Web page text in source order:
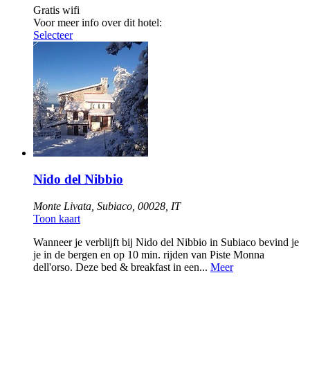
Gratis wifi
Voor meer info over dit hotel:
Selecteer
Nido del Nibbio
Monte Livata, Subiaco, 00028, IT
Toon kaart
Wanneer je verblijft bij Nido del Nibbio in Subiaco bevind je
je in de bergen en op 10 min. rijden van Piste Monna
dell'orso. Deze bed & breakfast in een... Meer